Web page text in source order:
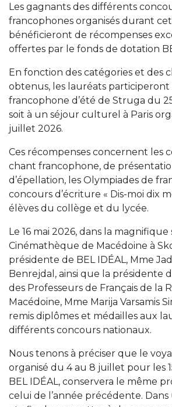
Les gagnants des différents
francophones organisés durant
bénéficieront de récompenses
offertes par le fonds de dotation
En fonction des catégories et des
obtenus, les lauréats participeront
francophone d’été de Struga du
soit à un séjour culturel à Paris
juillet 2026.
Ces récompenses concernent les
chant francophone, de
d’épellation, les Olympiades de
concours d’écriture « Dis-moi dix
élèves du collège et du lycée.
Le 16 mai 2026, dans la magnifique
Cinémathèque de Macédoine à
présidente de BEL IDÉAL, Mme
Benrejdal, ainsi que la présidente
des Professeurs de Français de la
Macédoine, Mme Marija Varsamis
remis diplômes et médailles aux
différents concours nationaux.
Nous tenons à préciser que le
organisé du 4 au 8 juillet pour les
BEL IDÉAL, conservera le même
celui de l’année précédente. Dans